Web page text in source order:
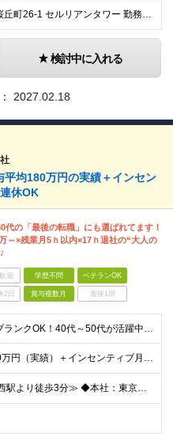
東京都渋谷区桜丘町26-1 セルリアンタワー 勤務地の変更範囲：会社の定める事業所
検討中に入れる
2027.02.18
均180万円の実績＋インセン
休OK
代の「最後の転職」にも選ばれてます！
～×残業月5ｈ以内×17ｈ退社の“大人の
迎 学歴不問 ベテランOK
2日 賞与複数月 面接1回
◆学歴不問・ブランクOK！40代～50代が活躍中 ◆何かしらの営業経験がある方 ◆普通自動車免許(AT限定可) できるだけ多くの方とお会いしたいと考えています。 ぜひご応募いただければと思います!
★賞与平均180万円（実績）＋インセンティブ月平均12万円 ★月給35万円以上＋営業手当＋各種手当＋賞与年2回＋インセンティブ ※経験・能力等を考慮の上、優遇いたします ※上記金額には一律手当と固定
≪転勤なし/葛西駅より徒歩3分≫ ◆本社：東京都江戸川区東葛西6-1-17 第6カネ長ビル6F ※(変更の範囲)上記を除く当社関連勤務地